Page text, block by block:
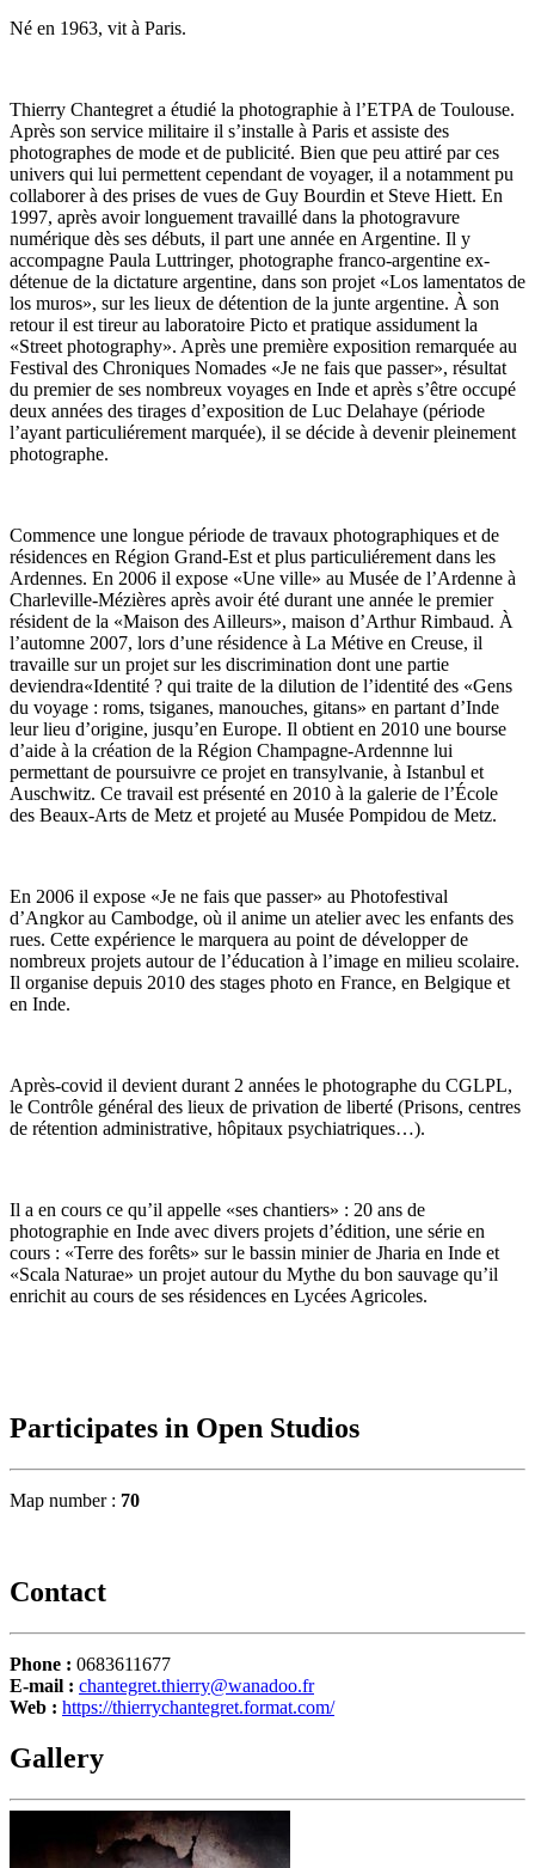
Né en 1963, vit à Paris.
Thierry Chantegret a étudié la photographie à l’ETPA de Toulouse.
Après son service militaire il s’installe à Paris et assiste des
photographes de mode et de publicité. Bien que peu attiré par ces
univers qui lui permettent cependant de voyager, il a notamment pu
collaborer à des prises de vues de Guy Bourdin et Steve Hiett. En
1997, après avoir longuement travaillé dans la photogravure
numérique dès ses débuts, il part une année en Argentine. Il y
accompagne Paula Luttringer, photographe franco-argentine ex-
détenue de la dictature argentine, dans son projet «Los lamentatos de
los muros», sur les lieux de détention de la junte argentine. À son
retour il est tireur au laboratoire Picto et pratique assidument la
«Street photography». Après une première exposition remarquée au
Festival des Chroniques Nomades «Je ne fais que passer», résultat
du premier de ses nombreux voyages en Inde et après s’être occupé
deux années des tirages d’exposition de Luc Delahaye (période
l’ayant particuliérement marquée), il se décide à devenir pleinement
photographe.
Commence une longue période de travaux photographiques et de
résidences en Région Grand-Est et plus particuliérement dans les
Ardennes. En 2006 il expose «Une ville» au Musée de l’Ardenne à
Charleville-Mézières après avoir été durant une année le premier
résident de la «Maison des Ailleurs», maison d’Arthur Rimbaud. À
l’automne 2007, lors d’une résidence à La Métive en Creuse, il
travaille sur un projet sur les discrimination dont une partie
deviendra«Identité ? qui traite de la dilution de l’identité des «Gens
du voyage : roms, tsiganes, manouches, gitans» en partant d’Inde
leur lieu d’origine, jusqu’en Europe. Il obtient en 2010 une bourse
d’aide à la création de la Région Champagne-Ardennne lui
permettant de poursuivre ce projet en transylvanie, à Istanbul et
Auschwitz. Ce travail est présenté en 2010 à la galerie de l’École
des Beaux-Arts de Metz et projeté au Musée Pompidou de Metz.
En 2006 il expose «Je ne fais que passer» au Photofestival
d’Angkor au Cambodge, où il anime un atelier avec les enfants des
rues. Cette expérience le marquera au point de développer de
nombreux projets autour de l’éducation à l’image en milieu scolaire.
Il organise depuis 2010 des stages photo en France, en Belgique et
en Inde.
Après-covid il devient durant 2 années le photographe du CGLPL,
le Contrôle général des lieux de privation de liberté (Prisons, centres
de rétention administrative, hôpitaux psychiatriques…).
Il a en cours ce qu’il appelle «ses chantiers» : 20 ans de
photographie en Inde avec divers projets d’édition, une série en
cours : «Terre des forêts» sur le bassin minier de Jharia en Inde et
«Scala Naturae» un projet autour du Mythe du bon sauvage qu’il
enrichit au cours de ses résidences en Lycées Agricoles.
Participates in Open Studios
Map number : 70
Contact
Phone : 0683611677
E-mail : chantegret.thierry@wanadoo.fr
Web : https://thierrychantegret.format.com/
Gallery